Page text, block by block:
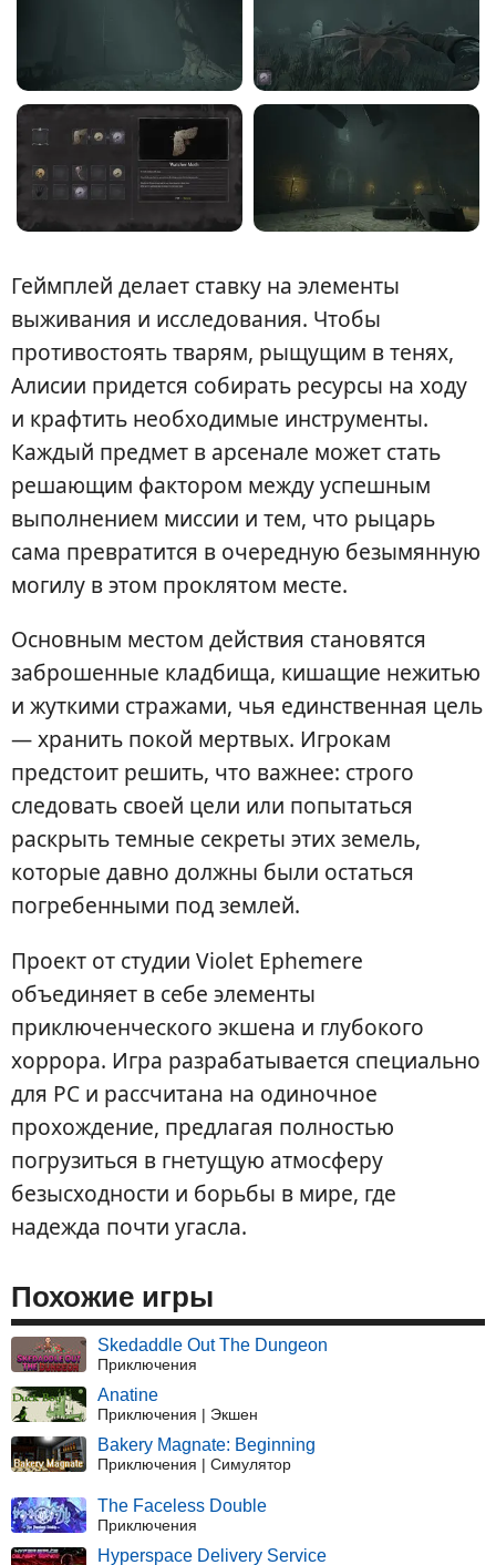
Геймплей делает ставку на элементы
выживания и исследования. Чтобы
противостоять тварям, рыщущим в тенях,
Алисии придется собирать ресурсы на ходу
и крафтить необходимые инструменты.
Каждый предмет в арсенале может стать
решающим фактором между успешным
выполнением миссии и тем, что рыцарь
сама превратится в очередную безымянную
могилу в этом проклятом месте.
Основным местом действия становятся
заброшенные кладбища, кишащие нежитью
и жуткими стражами, чья единственная цель
— хранить покой мертвых. Игрокам
предстоит решить, что важнее: строго
следовать своей цели или попытаться
раскрыть темные секреты этих земель,
которые давно должны были остаться
погребенными под землей.
Проект от студии Violet Ephemere
объединяет в себе элементы
приключенческого экшена и глубокого
хоррора. Игра разрабатывается специально
для PC и рассчитана на одиночное
прохождение, предлагая полностью
погрузиться в гнетущую атмосферу
безысходности и борьбы в мире, где
надежда почти угасла.
Похожие игры
Skedaddle Out The Dungeon
Приключения
Anatine
Приключения | Экшен
Bakery Magnate: Beginning
Приключения | Симулятор
The Faceless Double
Приключения
Hyperspace Delivery Service